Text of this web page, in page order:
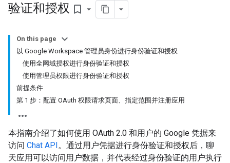
验证和授权 bookmark_border
On this page
以 Google Workspace 管理员身份进行身份验证和授权
使用全网域授权进行身份验证和授权
使用管理员权限进行身份验证和授权
前提条件
第 1 步：配置 OAuth 权限请求页面、指定范围并注册应用
本指南介绍了如何使用 OAuth 2.0 和用户的 Google 凭据来
访问 Chat API。通过用户凭据进行身份验证和授权后，聊
天应用可以访问用户数据，并代表经过身份验证的用户执行